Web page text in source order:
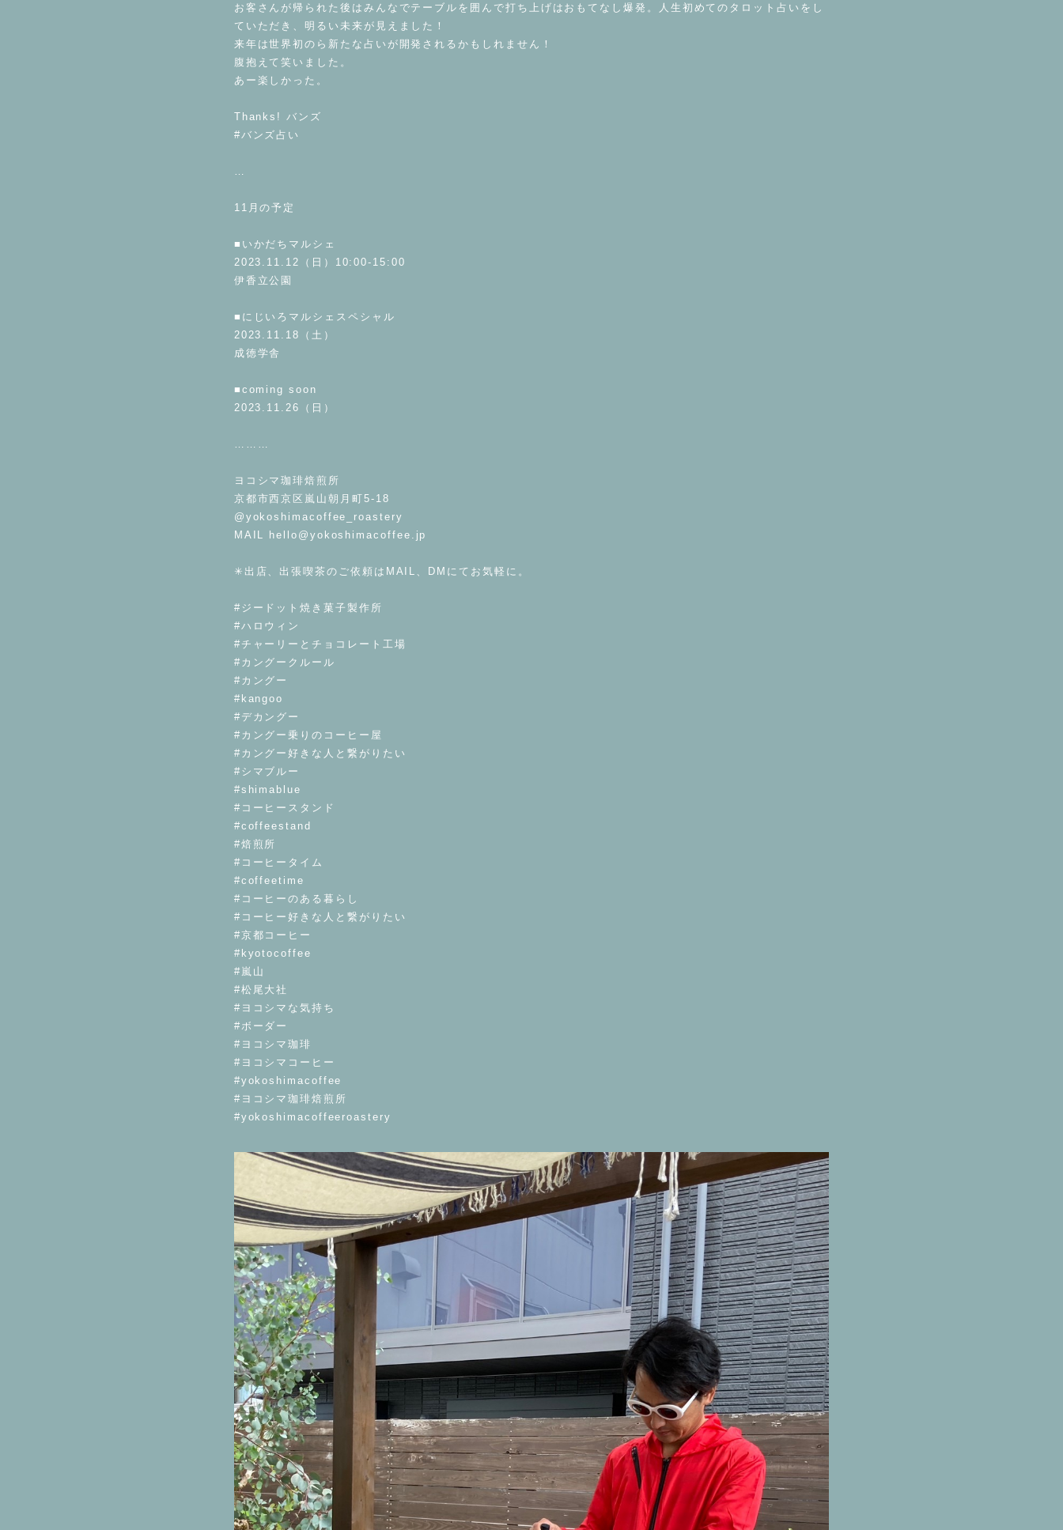
お客さんが帰られた後はみんなでテーブルを囲んで打ち上げはおもてなし爆発。人生初めてのタロット占いをし
ていただき、明るい未来が見えました！
来年は世界初のら新たな占いが開発されるかもしれません！
腹抱えて笑いました。
あー楽しかった。
Thanks! バンズ
#バンズ占い
11月の予定
■いかだちマルシェ
2023.11.12（日）10:00-15:00
伊香立公園
■にじいろマルシェスペシャル
2023.11.18（土）
成徳学舎
■coming soon
2023.11.26（日）
ヨコシマ珈琲焙煎所
京都市西京区嵐山朝月町5-18
@yokoshimacoffee_roastery
MAIL hello@yokoshimacoffee.jp
✳︎出店、出張喫茶のご依頼はMAIL、DMにてお気軽に。
#ジードット焼き菓子製作所
#ハロウィン
#チャーリーとチョコレート工場
#カングークルール
#カングー
#kangoo
#デカングー
#カングー乗りのコーヒー屋
#カングー好きな人と繋がりたい
#シマブルー
#shimablue
#コーヒースタンド
#coffeestand
#焙煎所
#コーヒータイム
#coffeetime
#コーヒーのある暮らし
#コーヒー好きな人と繋がりたい
#京都コーヒー
#kyotocoffee
#嵐山
#松尾大社
#ヨコシマな気持ち
#ボーダー
#ヨコシマ珈琲
#ヨコシマコーヒー
#yokoshimacoffee
#ヨコシマ珈琲焙煎所
#yokoshimacoffeeroastery